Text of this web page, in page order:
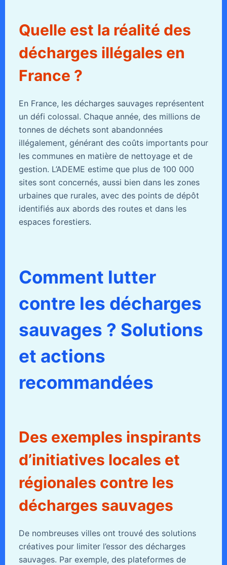
Quelle est la réalité des
décharges illégales en
France ?
En France, les décharges sauvages représentent
un défi colossal. Chaque année, des millions de
tonnes de déchets sont abandonnées
illégalement, générant des coûts importants pour
les communes en matière de nettoyage et de
gestion. L’ADEME estime que plus de 100 000
sites sont concernés, aussi bien dans les zones
urbaines que rurales, avec des points de dépôt
identifiés aux abords des routes et dans les
espaces forestiers.
Comment lutter
contre les décharges
sauvages ? Solutions
et actions
recommandées
Des exemples inspirants
d’initiatives locales et
régionales contre les
décharges sauvages
De nombreuses villes ont trouvé des solutions
créatives pour limiter l’essor des décharges
sauvages. Par exemple, des plateformes de